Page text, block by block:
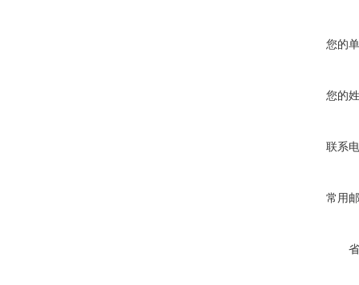
您的
您的
联系
常用